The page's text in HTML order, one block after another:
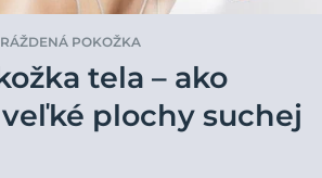
POKOŽKA
tela – ako
plochy suchej